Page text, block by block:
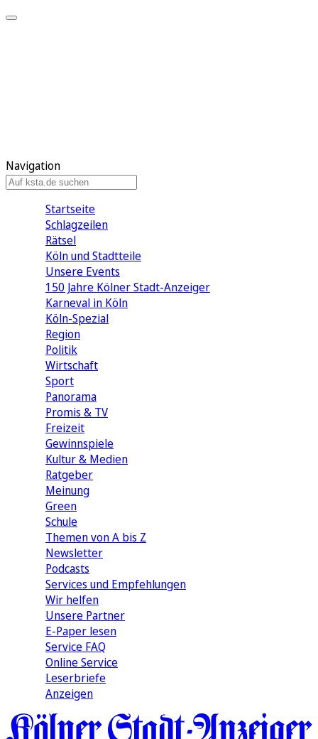
Navigation
Startseite
Schlagzeilen
Rätsel
Köln und Stadtteile
Unsere Events
150 Jahre Kölner Stadt-Anzeiger
Karneval in Köln
Köln-Spezial
Region
Politik
Wirtschaft
Sport
Panorama
Promis & TV
Freizeit
Gewinnspiele
Kultur & Medien
Ratgeber
Meinung
Green
Schule
Themen von A bis Z
Newsletter
Podcasts
Services und Empfehlungen
Wir helfen
Unsere Partner
E-Paper lesen
Service FAQ
Online Service
Leserbriefe
Anzeigen